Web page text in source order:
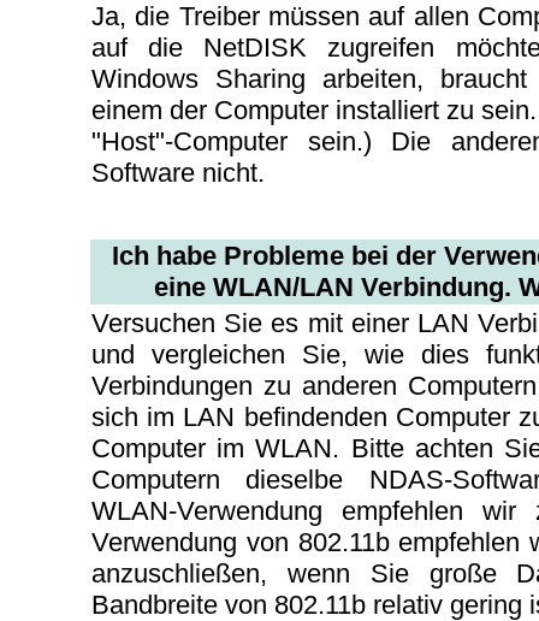
Ja, die Treiber müssen auf allen
auf die NetDISK zugreifen
Windows Sharing arbeiten,
einem der Computer installiert zu
"Host"-Computer sein.) Die
Software nicht.
Ich habe Probleme bei der
eine WLAN/LAN Verbindung.
Versuchen Sie es mit einer LAN
und vergleichen Sie, wie dies
Verbindungen zu anderen
sich im LAN befindenden Computer
Computer im WLAN. Bitte achten
Computern dieselbe NDAS-
WLAN-Verwendung empfehlen
Verwendung von 802.11b empfehlen
anzuschließen, wenn Sie große
Bandbreite von 802.11b relativ gering